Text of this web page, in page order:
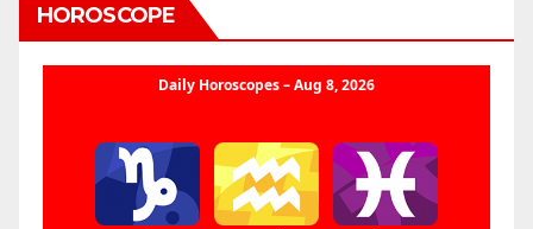
HOROSCOPE